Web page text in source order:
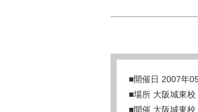
■開催日 2007年
■場所 大阪城東校
■開催 大阪城東校